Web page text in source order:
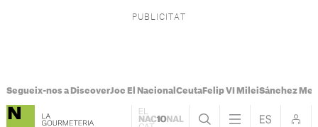
Segueix-nos a DiscoverJoc El Nacional CeutaFelip VI MileiSánchez